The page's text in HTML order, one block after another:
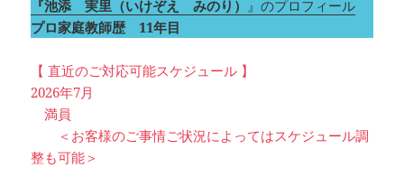
『池添 実里（いけぞえ みのり）
』のプロフィール
プロ家庭教師歴 11年目
【 直近のご対応可能スケジュール 】
2026年7月
満員
＜お客様のご事情ご状況によってはスケジュール調
整も可能＞